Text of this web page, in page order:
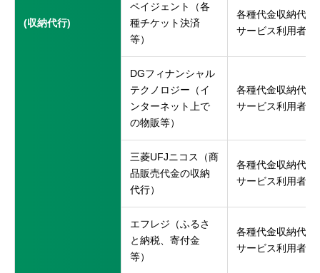
(収納代行)
ペイジェント（各
種チケット決済
等）
各種代金収納代行
サービス利用者
DGフィナンシャル
テクノロジー（イ
ンターネット上で
の物販等）
各種代金収納代行
サービス利用者
三菱UFJニコス（商
品販売代金の収納
代行）
各種代金収納代行
サービス利用者
エフレジ（ふるさ
と納税、寄付金
等）
各種代金収納代行
サービス利用者